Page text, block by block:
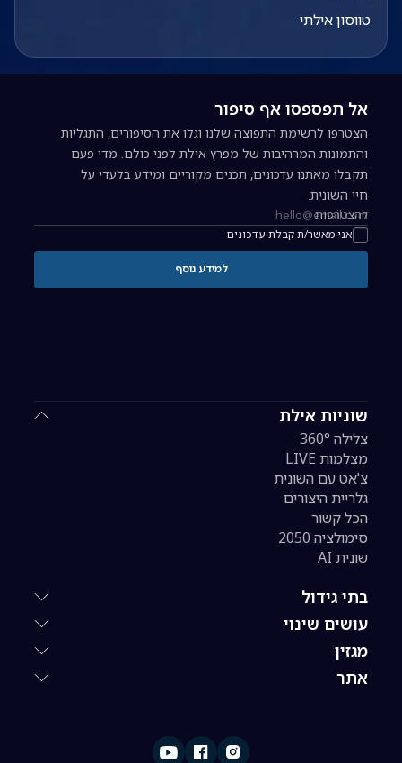
טווסון אילתי
שוניות אילת
צלילה 360°
מצלמות LIVE
צ'אט עם השונית
גלריית היצורים
הכל קשור
סימולציה 2050
שונית AI
בתי גידול
עושים שינוי
מגזין
אתר
אל תפספסו אף סיפור
הצטרפו לרשימת התפוצה שלנו וגלו את הסיפורים, התגליות
והתמונות המרהיבות של מפרץ אילת לפני כולם. מדי פעם
תקבלו מאתנו עדכונים, תכנים מקוריים ומידע בלעדי על
חיי השונית.
כתובת אימייל להרשמה לניוזלטר
אני מאשר/ת קבלת עדכונים
להצטרפות
למידע נוסף